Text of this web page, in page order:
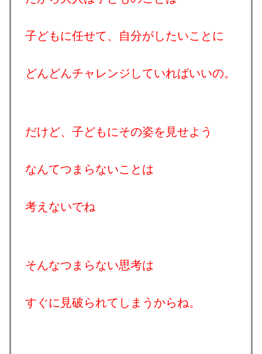
子どもに任せて、自分がしたいことに
どんどんチャレンジしていればいいの。
だけど、子どもにその姿を見せよう
なんてつまらないことは
考えないでね
そんなつまらない思考は
すぐに見破られてしまうからね。